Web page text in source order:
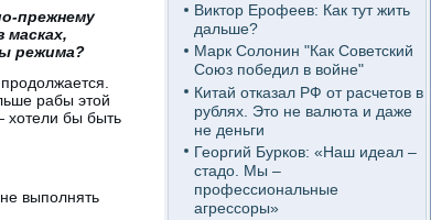
прежнему
режима?
рабы этой
хотели бы быть
выполнять
Виктор Ерофеев: Как тут жить
дальше?
Марк Солонин "Как Советский
Союз победил в войне"
Китай отказал РФ от расчетов в
рублях. Это не валюта и даже
не деньги
Георгий Бурков: «Наш идеал –
стадо. Мы –
профессиональные
агрессоры»